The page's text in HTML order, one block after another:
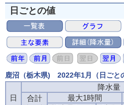
日ごとの値
鹿沼（栃木県) 2022年1月（日ごと
日
降水量
合計
最大1時間